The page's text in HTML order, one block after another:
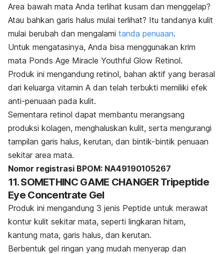
Area bawah mata Anda terlihat kusam dan menggelap?
Atau bahkan garis halus mulai terlihat? Itu tandanya kulit
mulai berubah dan mengalami tanda penuaan.
Untuk mengatasinya, Anda bisa menggunakan krim
mata Ponds Age Miracle Youthful Glow Retinol.
Produk ini mengandung retinol, bahan aktif yang berasal
dari keluarga vitamin A dan telah terbukti memiliki efek
anti-penuaan pada kulit.
Sementara retinol dapat membantu merangsang
produksi kolagen, menghaluskan kulit, serta mengurangi
tampilan garis halus, kerutan, dan bintik-bintik penuaan
sekitar area mata.
Nomor registrasi BPOM: NA49190105267
11. SOMETHINC GAME CHANGER Tripeptide
Eye Concentrate Gel
Produk ini mengandung 3 jenis Peptide untuk merawat
kontur kulit sekitar mata, seperti lingkaran hitam,
kantung mata, garis halus, dan kerutan.
Berbentuk gel ringan yang mudah menyerap dan